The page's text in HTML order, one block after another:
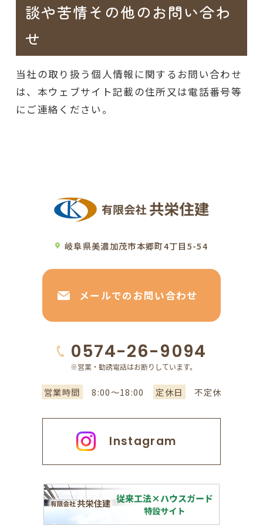
談や苦情その他のお問い合わ
せ
当社の取り扱う個人情報に関するお問い合わせ
は、本ウェブサイト記載の住所又は電話番号等
にご連絡ください。
岐阜県美濃加茂市本郷町4丁目5-54
メールでのお問い合わせ
0574-26-9094
営業時間 8:00～18:00 定休日 不定休
Instagram